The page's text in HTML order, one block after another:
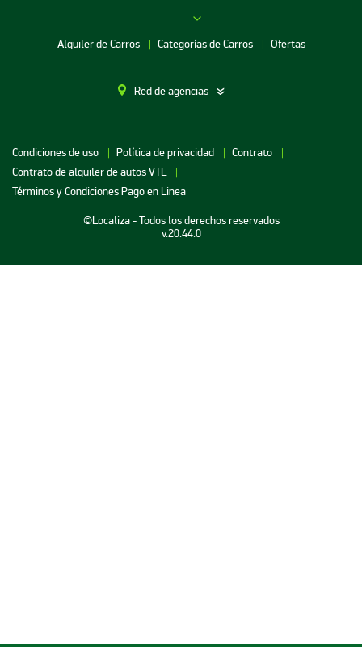
Alquiler de Carros Categorías de Carros Ofertas
Red de agencias
Alquiler de Carros en Bucaramanga
Alquiler de Carros en Cartagena
Alquiler de Carros en Neiva
Alquiler de Carros en Santa Marta
Condiciones de uso Política de privacidad
Contrato
Contrato de alquiler de autos VTL
Términos y Condiciones Pago en Linea
©Localiza - Todos los derechos reservados
v.20.44.0